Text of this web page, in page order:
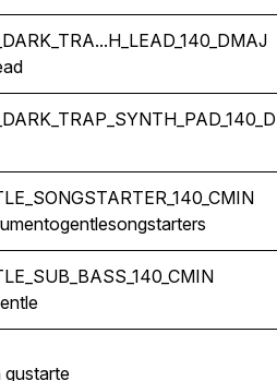
gentlesongstarters
gustarte